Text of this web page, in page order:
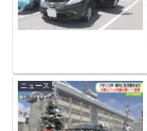
ニュース